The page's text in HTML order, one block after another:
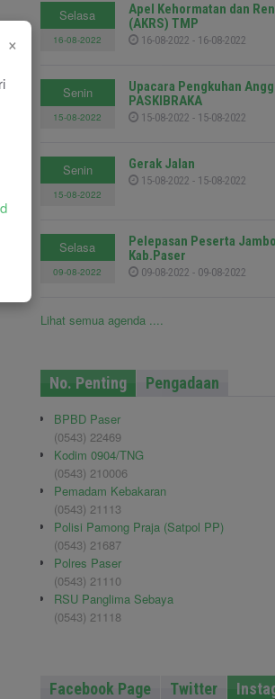
×
Selasa
16-08-2022
Apel Kehormatan dan
(AKRS) TMP
16-08-2022 - 16-08-2022
Senin
15-08-2022
Upacara Pengkuhan
PASKIBRAKA
15-08-2022 - 15-08-2022
Senin
15-08-2022
Gerak Jalan
15-08-2022 - 15-08-2022
Selasa
09-08-2022
Pelepasan Peserta
Kab.Paser
09-08-2022 - 09-08-2022
Lihat semua agenda ....
No. Penting Pengadaan
BPBD Paser
(0543) 22469
Kodim 0904/TNG
(0543) 210006
Pemadam Kebakaran
(0543) 21113
Polisi Pamong Praja (Satpol PP)
(0543) 21687
Polres Paser
(0543) 21110
RSU Panglima Sebaya
(0543) 21118
Facebook Page Twitter